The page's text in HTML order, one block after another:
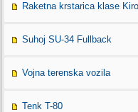
Raketna krstarica klase
Suhoj SU-34 Fullback
Vojna terenska vozila
Tenk T-80